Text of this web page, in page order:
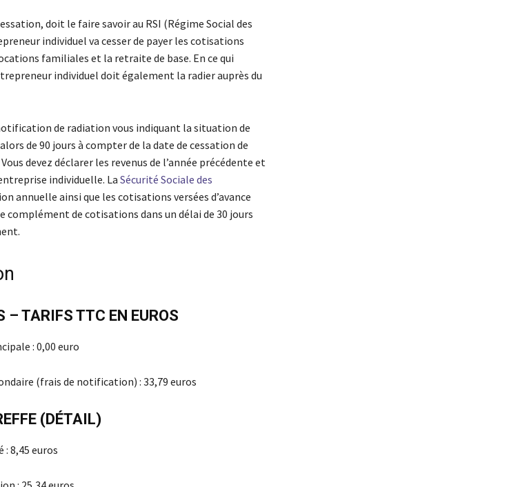
doit le faire savoir au RSI (Régime Social des
individuel va cesser de payer les cotisations
familiales et la retraite de base. En ce qui
individuel doit également la radier auprès du
de radiation vous indiquant la situation de
de 90 jours à compter de la date de cessation de
devez déclarer les revenus de l’année précédente et
individuelle. La Sécurité Sociale des
annuelle ainsi que les cotisations versées d’avance
complément de cotisations dans un délai de 30 jours
– TARIFS TTC EN EUROS
: 0,00 euro
(frais de notification) : 33,79 euros
(DÉTAIL)
8,45 euros